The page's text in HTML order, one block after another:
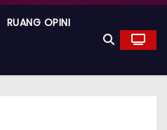
RUANG OPINI